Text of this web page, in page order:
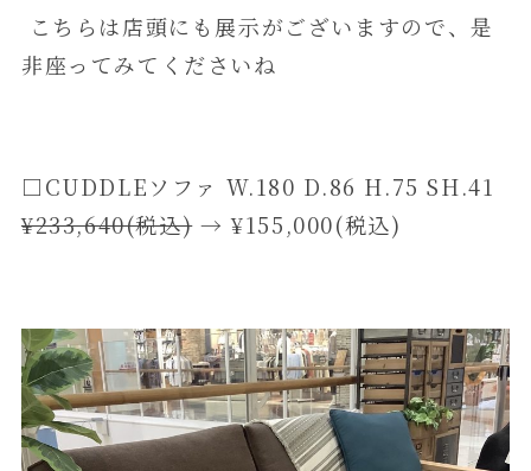
こちらは店頭にも展示がございますので、是
非座ってみてくださいね
□CUDDLEソファ W.180 D.86 H.75 SH.41
¥233,640(税込)→︎ ¥155,000(税込)